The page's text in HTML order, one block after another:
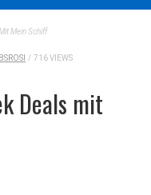
Mein Schiff
/ 716 VIEWS
Deals mit